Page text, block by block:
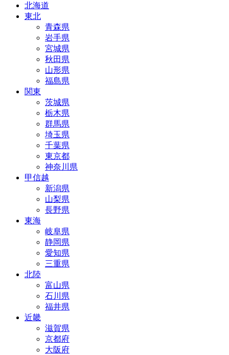
北海道
東北
青森県
岩手県
宮城県
秋田県
山形県
福島県
関東
茨城県
栃木県
群馬県
埼玉県
千葉県
東京都
神奈川県
甲信越
新潟県
山梨県
長野県
東海
岐阜県
静岡県
愛知県
三重県
北陸
富山県
石川県
福井県
近畿
滋賀県
京都府
大阪府